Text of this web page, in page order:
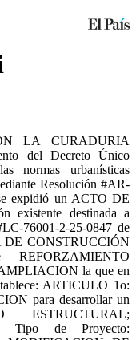
LA CURADURIA
del Decreto Único
normas urbanísticas
Resolución #AR-
expidió un ACTO DE
existente destinada a
76001-2-25-0847 de
DE CONSTRUCCIÓN
la que en
ARTICULO 1o:
para desarrollar un
ESTRUCTURAL;
Tipo de Proyecto: